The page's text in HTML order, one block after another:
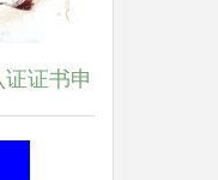
证书申